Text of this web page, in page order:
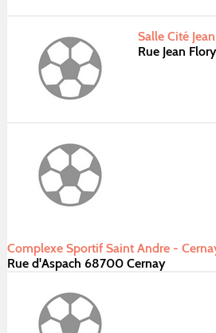
Salle Cité
Rue Jean
Complexe Sportif Saint Andre -
Rue d'Aspach 68700 Cernay